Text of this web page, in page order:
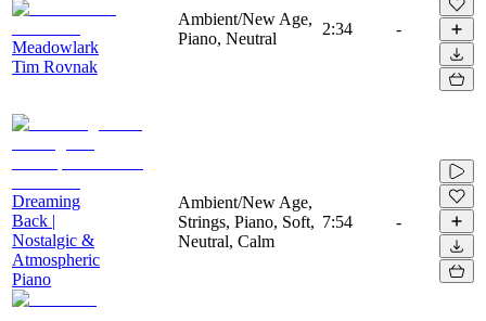
Meadowlark
Tim Rovnak
Ambient/New Age,
Piano, Neutral
2:34 -
Dreaming
Back |
Nostalgic &
Atmospheric
Piano
Ambient/New Age,
Strings, Piano, Soft,
Neutral, Calm
7:54 -